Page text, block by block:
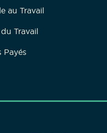
au Travail
Travail
Payés